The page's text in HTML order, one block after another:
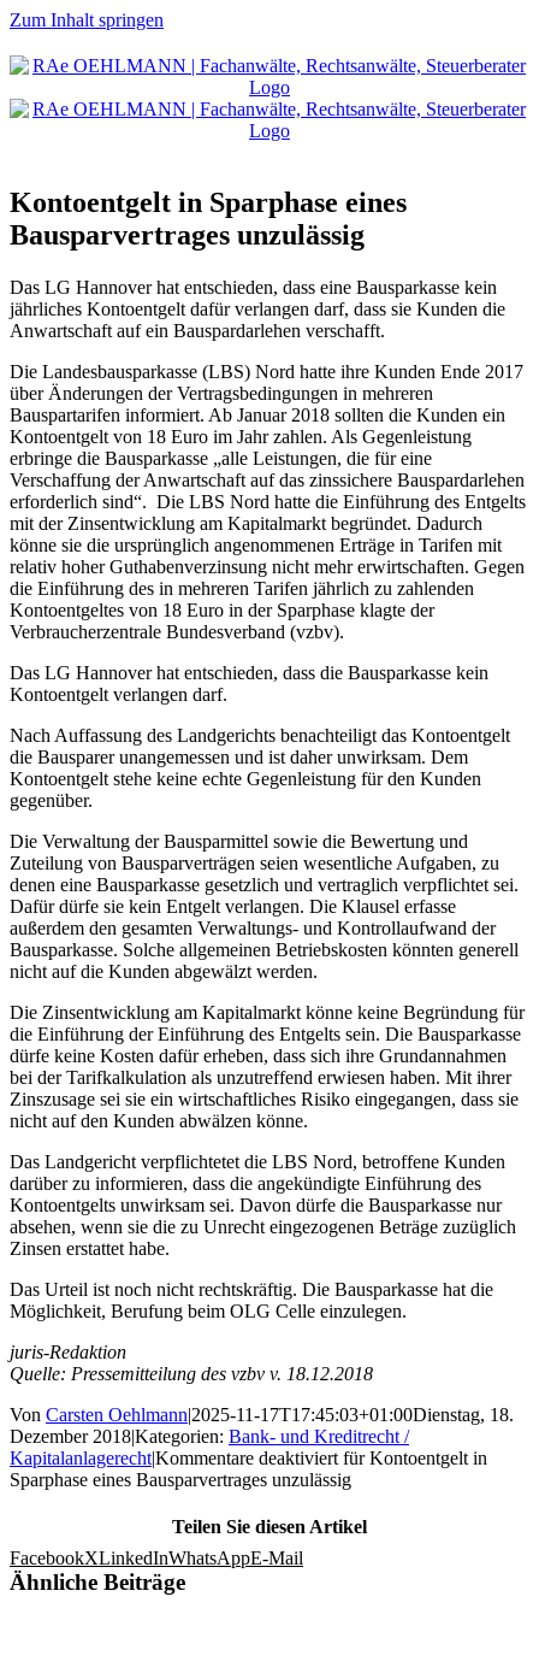
Zum Inhalt springen
Kontoentgelt in Sparphase eines
Bausparvertrages unzulässig
Das LG Hannover hat entschieden, dass eine Bausparkasse kein
jährliches Kontoentgelt dafür verlangen darf, dass sie Kunden die
Anwartschaft auf ein Bauspardarlehen verschafft.
Die Landesbausparkasse (LBS) Nord hatte ihre Kunden Ende 2017
über Änderungen der Vertragsbedingungen in mehreren
Bauspartarifen informiert. Ab Januar 2018 sollten die Kunden ein
Kontoentgelt von 18 Euro im Jahr zahlen. Als Gegenleistung
erbringe die Bausparkasse „alle Leistungen, die für eine
Verschaffung der Anwartschaft auf das zinssichere Bauspardarlehen
erforderlich sind“. Die LBS Nord hatte die Einführung des Entgelts
mit der Zinsentwicklung am Kapitalmarkt begründet. Dadurch
könne sie die ursprünglich angenommenen Erträge in Tarifen mit
relativ hoher Guthabenverzinsung nicht mehr erwirtschaften. Gegen
die Einführung des in mehreren Tarifen jährlich zu zahlenden
Kontoentgeltes von 18 Euro in der Sparphase klagte der
Verbraucherzentrale Bundesverband (vzbv).
Das LG Hannover hat entschieden, dass die Bausparkasse kein
Kontoentgelt verlangen darf.
Nach Auffassung des Landgerichts benachteiligt das Kontoentgelt
die Bausparer unangemessen und ist daher unwirksam. Dem
Kontoentgelt stehe keine echte Gegenleistung für den Kunden
gegenüber.
Die Verwaltung der Bausparmittel sowie die Bewertung und
Zuteilung von Bausparverträgen seien wesentliche Aufgaben, zu
denen eine Bausparkasse gesetzlich und vertraglich verpflichtet sei.
Dafür dürfe sie kein Entgelt verlangen. Die Klausel erfasse
außerdem den gesamten Verwaltungs- und Kontrollaufwand der
Bausparkasse. Solche allgemeinen Betriebskosten könnten generell
nicht auf die Kunden abgewälzt werden.
Die Zinsentwicklung am Kapitalmarkt könne keine Begründung für
die Einführung der Einführung des Entgelts sein. Die Bausparkasse
dürfe keine Kosten dafür erheben, dass sich ihre Grundannahmen
bei der Tarifkalkulation als unzutreffend erwiesen haben. Mit ihrer
Zinszusage sei sie ein wirtschaftliches Risiko eingegangen, dass sie
nicht auf den Kunden abwälzen könne.
Das Landgericht verpflichtetet die LBS Nord, betroffene Kunden
darüber zu informieren, dass die angekündigte Einführung des
Kontoentgelts unwirksam sei. Davon dürfe die Bausparkasse nur
absehen, wenn sie die zu Unrecht eingezogenen Beträge zuzüglich
Zinsen erstattet habe.
Das Urteil ist noch nicht rechtskräftig. Die Bausparkasse hat die
Möglichkeit, Berufung beim OLG Celle einzulegen.
juris-Redaktion
Quelle: Pressemitteilung des vzbv v. 18.12.2018
Von Carsten Oehlmann|2025-11-17T17:45:03+01:00Dienstag, 18.
Dezember 2018|Kategorien: Bank- und Kreditrecht /
Kapitalanlagerecht|Kommentare deaktiviert für Kontoentgelt in
Sparphase eines Bausparvertrages unzulässig
Teilen Sie diesen Artikel
FacebookXLinkedInWhatsAppE-Mail
Ähnliche Beiträge